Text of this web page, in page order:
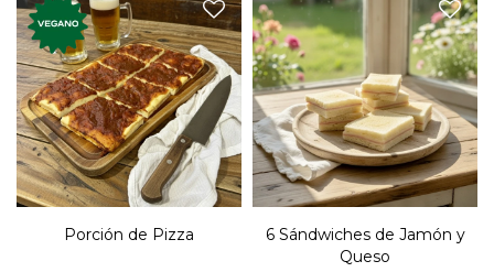
Porción de la clásica pizza
de confitería.
Porción de Pizza
Seis sándwiches de copetín
con jamón, queso y
manteca en pan blanco,
6 Sándwiches de Jamón y
Queso